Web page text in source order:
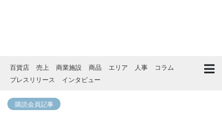
百貨店 売上 商業施設 商品 エリア 人事
コラム
プレスリリース
インタビュー
購読会員記事